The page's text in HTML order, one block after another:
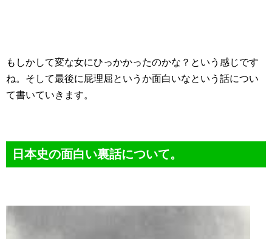
もしかして変な女にひっかかったのかな？という感じです
ね。そして最後に屁理屈というか面白いなという話につい
て書いていきます。
日本史の面白い裏話について。